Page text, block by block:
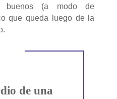
(a modo de
que queda luego de la
de una